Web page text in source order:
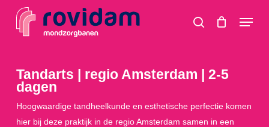
search
Menu
Tandarts | regio Amsterdam | 2-5
dagen
Hoogwaardige tandheelkunde en esthetische perfectie komen
hier bij deze praktijk in de regio Amsterdam samen in een